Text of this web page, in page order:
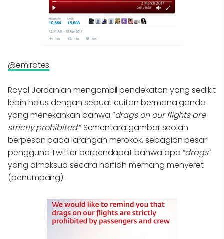
@emirates
Royal Jordanian mengambil pendekatan yang sedikit
lebih halus dengan sebuat cuitan bermana ganda
yang menekankan bahwa “drags on our flights are
strictly prohibited.” Sementara gambar seolah
berpesan pada larangan merokok, sebagian besar
pengguna Twitter berpendapat bahwa apa “drags”
yang dimaksud secara harfiah memang menyeret
(penumpang).